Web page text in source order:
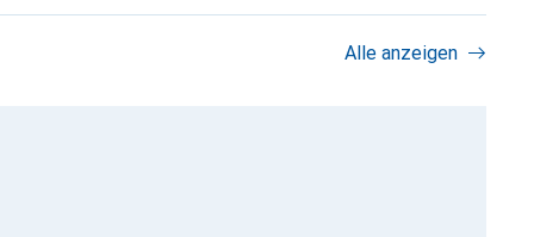
Alle anzeigen